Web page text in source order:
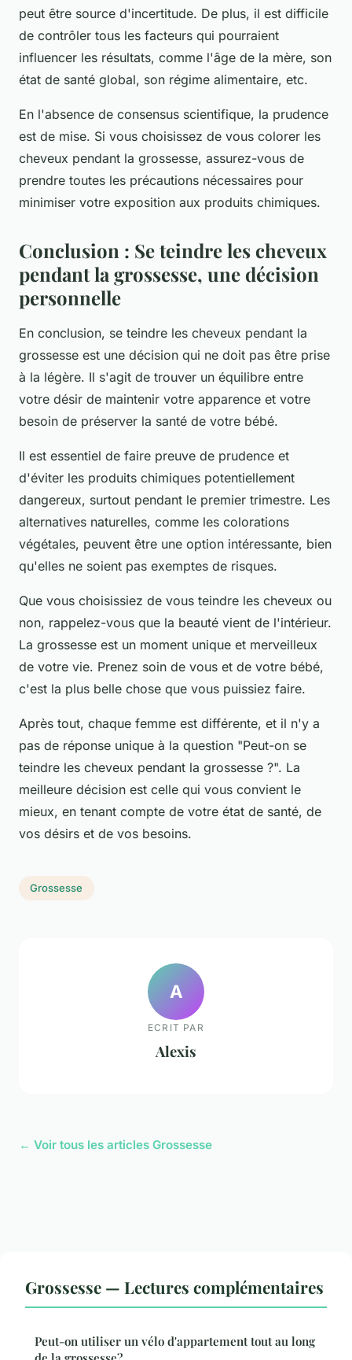
peut être source d'incertitude. De plus, il est difficile
de contrôler tous les facteurs qui pourraient
influencer les résultats, comme l'âge de la mère, son
état de santé global, son régime alimentaire, etc.
En l'absence de consensus scientifique, la prudence
est de mise. Si vous choisissez de vous colorer les
cheveux pendant la grossesse, assurez-vous de
prendre toutes les précautions nécessaires pour
minimiser votre exposition aux produits chimiques.
Conclusion : Se teindre les cheveux
pendant la grossesse, une décision
personnelle
En conclusion, se teindre les cheveux pendant la
grossesse est une décision qui ne doit pas être prise
à la légère. Il s'agit de trouver un équilibre entre
votre désir de maintenir votre apparence et votre
besoin de préserver la santé de votre bébé.
Il est essentiel de faire preuve de prudence et
d'éviter les produits chimiques potentiellement
dangereux, surtout pendant le premier trimestre. Les
alternatives naturelles, comme les colorations
végétales, peuvent être une option intéressante, bien
qu'elles ne soient pas exemptes de risques.
Que vous choisissiez de vous teindre les cheveux ou
non, rappelez-vous que la beauté vient de l'intérieur.
La grossesse est un moment unique et merveilleux
de votre vie. Prenez soin de vous et de votre bébé,
c'est la plus belle chose que vous puissiez faire.
Après tout, chaque femme est différente, et il n'y a
pas de réponse unique à la question "Peut-on se
teindre les cheveux pendant la grossesse ?". La
meilleure décision est celle qui vous convient le
mieux, en tenant compte de votre état de santé, de
vos désirs et de vos besoins.
Grossesse
A
ECRIT PAR
Alexis
← Voir tous les articles Grossesse
Grossesse — Lectures complémentaires
Peut-on utiliser un vélo d'appartement tout au long